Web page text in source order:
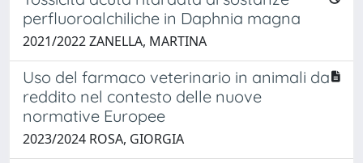
perfluoroalchiliche in Daphnia magna
2021/2022 ZANELLA, MARTINA
Uso del farmaco veterinario in animali da
reddito nel contesto delle nuove
normative Europee
2023/2024 ROSA, GIORGIA